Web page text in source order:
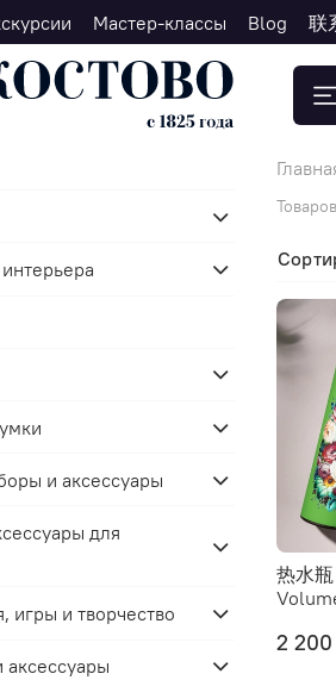
Мастер-классы Blog 联
Товаров
热水
2 200
и аксессуары
для
игры и творчество